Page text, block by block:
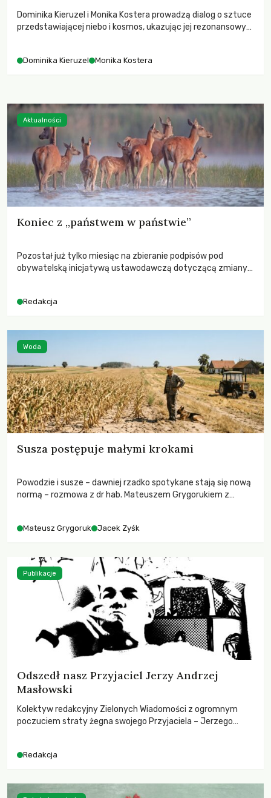
Dominika Kieruzel i Monika Kostera prowadzą dialog o sztuce
przedstawiającej niebo i kosmos, ukazując jej rezonansowy
Dominika Kieruzel Monika Kostera
Koniec z „państwem w państwie”
Pozostał już tylko miesiąc na zbieranie podpisów pod
obywatelską inicjatywą ustawodawczą dotyczącą zmiany
niezwykle korzystne rozwiązania dla przyrody i zwierząt,
funkcjonowania łowiectwa w Polsce.
Redakcja
Aktualności
Susza postępuje małymi krokami
Powodzie i susze – dawniej rzadko spotykane stają się nową
normą – rozmowa z dr hab. Mateuszem Grygorukiem z
Mateusz Grygoruk Jacek Zyśk
Woda
Odszedł nasz Przyjaciel Jerzy Andrzej
Masłowski
Kolektyw redakcyjny Zielonych Wiadomości z ogromnym
poczuciem straty żegna swojego Przyjaciela – Jerzego
Redakcja
Publikacje